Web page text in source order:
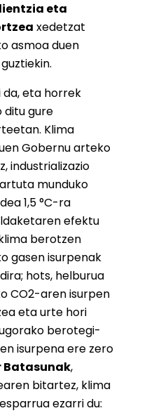
eta
xedetzat
asmoa duen
eta horrek
ditu gure
Klima
Gobernu arteko
industrializazio
munduko
1,5 °C-ra
efektu
berotzen
gasen isurpenak
hots, helburua
CO2-aren isurpen
eta urte hori
berotegi-
isurpena ere zero
Batasunak,
bitartez, klima
ezarri du: